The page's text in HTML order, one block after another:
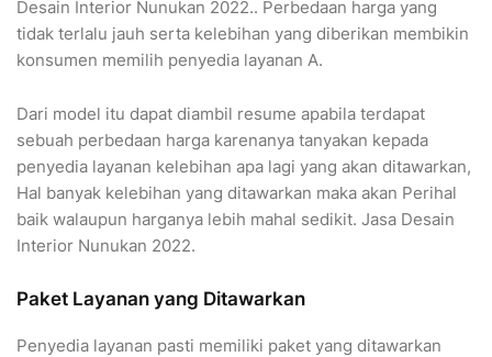
Desain Interior Nunukan 2022.. Perbedaan harga yang
tidak terlalu jauh serta kelebihan yang diberikan membikin
konsumen memilih penyedia layanan A.
Dari model itu dapat diambil resume apabila terdapat
sebuah perbedaan harga karenanya tanyakan kepada
penyedia layanan kelebihan apa lagi yang akan ditawarkan,
Hal banyak kelebihan yang ditawarkan maka akan Perihal
baik walaupun harganya lebih mahal sedikit. Jasa Desain
Interior Nunukan 2022.
Paket Layanan yang Ditawarkan
Penyedia layanan pasti memiliki paket yang ditawarkan